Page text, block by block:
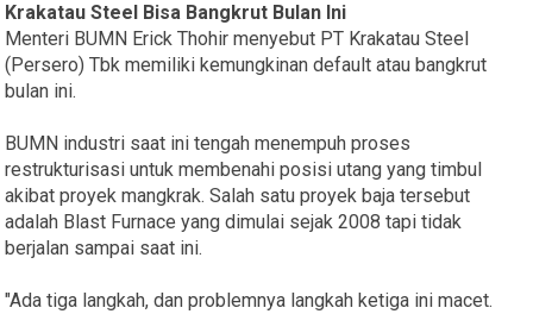
Krakatau Steel Bisa Bangkrut Bulan Ini
Menteri BUMN Erick Thohir menyebut PT Krakatau Steel
(Persero) Tbk memiliki kemungkinan default atau bangkrut
bulan ini.
BUMN industri saat ini tengah menempuh proses
restrukturisasi untuk membenahi posisi utang yang timbul
akibat proyek mangkrak. Salah satu proyek baja tersebut
adalah Blast Furnace yang dimulai sejak 2008 tapi tidak
berjalan sampai saat ini.
"Ada tiga langkah, dan problemnya langkah ketiga ini macet.